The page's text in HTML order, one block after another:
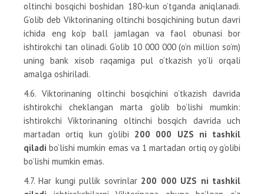
oltinchi bosqichi boshidan 180-kun o’tganda aniqlanadi.
G’olib deb Viktorinaning oltinchi bosqichining butun davri
ichida eng ko’p ball jamlagan va faol obunasi bor
ishtirokchi tan olinadi. G’olib 10 000 000 (o’n million so’m)
uning bank xisob raqamiga pul o’tkazish yo’li orqali
amalga oshiriladi.
4.6. Viktorinaning oltinchi bosqichini o’tkazish davrida
ishtirokchi cheklangan marta g’olib bo’lishi mumkin:
ishtirokchi Viktorinaning oltinchi bosqich davrida uch
martadan ortiq kun g’olibi 200 000 UZS ni tashkil
qiladi bo’lishi mumkin emas va 1 martadan ortiq oy g’olibi
bo’lishi mumkin emas.
4.7. Har kungi pullik sovrinlar 200 000 UZS ni tashkil